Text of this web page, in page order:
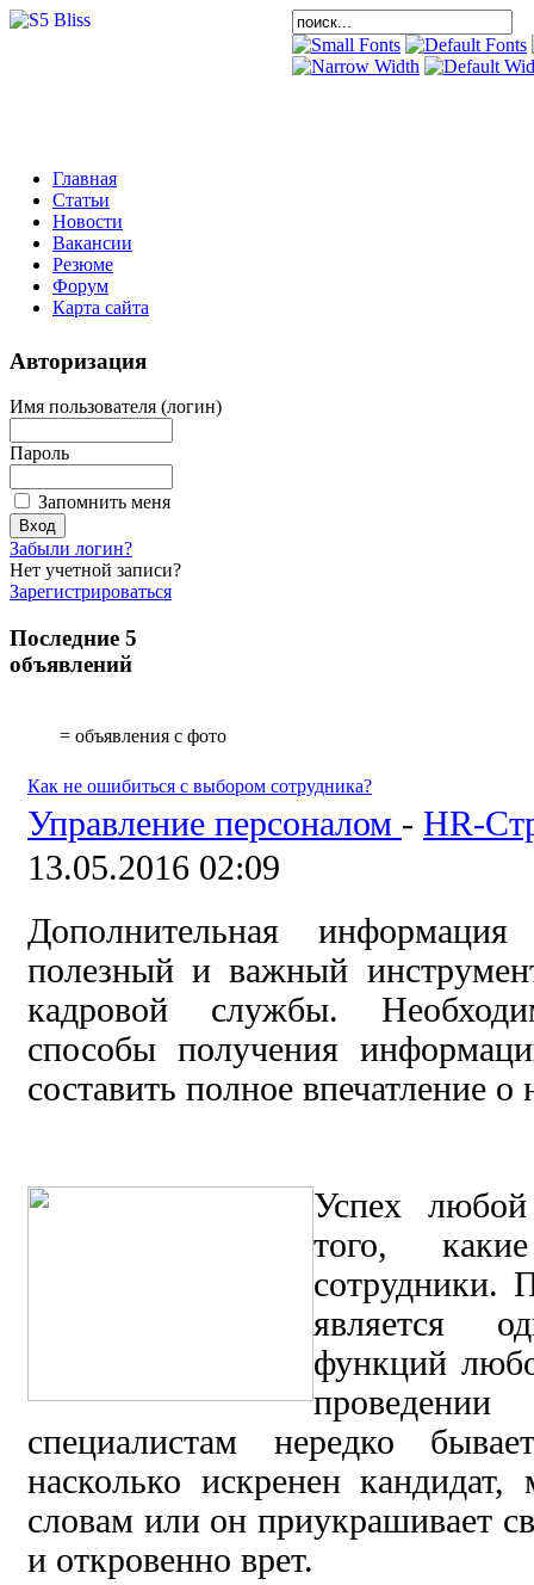
Главная
Статьи
Новости
Вакансии
Резюме
Форум
Карта сайта
Авторизация
Имя пользователя (логин)
Пароль
Запомнить меня
Забыли логин?
Нет учетной записи?
Зарегистрироваться
Последние 5
объявлений
= объявления с фото
Как не ошибиться с выбором сотрудника?
Управление персоналом - HR-
13.05.2016 02:09
Дополнительная
полезный и важный
кадровой службы.
способы получения
составить полное впечатление о
Успех
того,
сотрудники.
является
функций
специалистам нередко
насколько искренен
словам или он приукрашивает
и откровенно врет.